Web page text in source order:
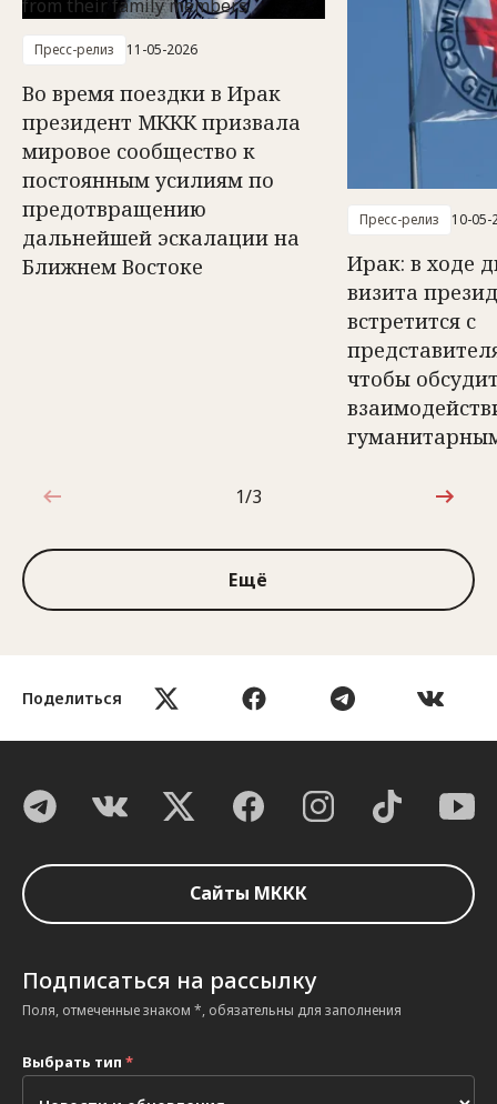
Поделиться
Пресс-релиз 11-05-2026
Во время поездки в Ирак
президент МККК призвала
мировое сообщество к
постоянным усилиям по
предотвращению
дальнейшей эскалации на
Ближнем Востоке
Пресс-релиз 10-05-
Ирак: в ходе
визита
встретится с
чтобы
1 из 3
1/3
Ещё
Сайты МККК
Подписаться на рассылку
Поля, отмеченные знаком *, обязательны для заполнения
Выбрать тип *